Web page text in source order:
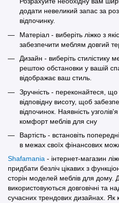
додати невеликий запас за
відпочинку.
Матеріал - виберіть ліжко з
забезпечити меблям довгий
Дизайн - виберіть стилістику
рештою обстановки у вашій
відображає ваш стиль.
Зручність - переконайтеся,
відповідну висоту, щоб
відпочинок. Наявність
комфорт меблів для сну
Вартість - встановіть
в межах своїх фінансових
Shafamania - інтернет-магазин
придбати безліч цікавих з
сторін моделей меблів для дому.
використовуються довговічні та
сучасних трендових дизайнах. Як